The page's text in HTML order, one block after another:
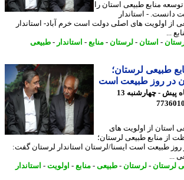
منابع طبیعی استان را
- استاندار
های اصلی دولت است خرم آباد- استاندار
-استان-لرستان-منابع-استاندار-طبیعی
لرستان؛
روز طبیعت است
16 ماه پیش - چهارشنبه 13
از اولویت های
طبیعی لرستان؛
است ایسنا/لرستان استاندار لرستان گفت:
-لرستان-طبیعی-منابع-اولویت-استاندار